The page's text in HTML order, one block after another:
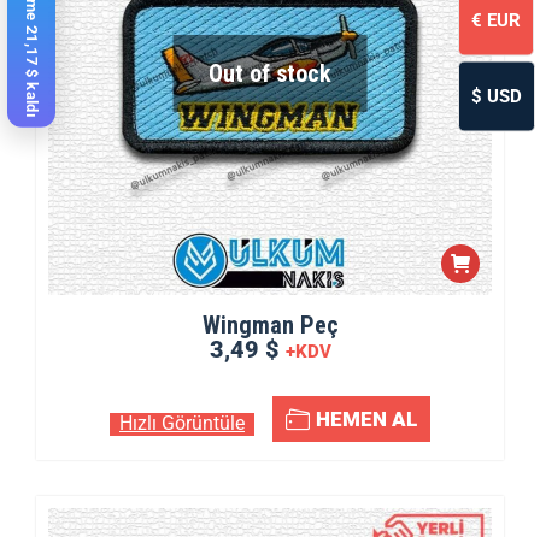
Out of stock
Wingman Peç
3,49 $ +KDV
Hızlı Görüntüle HEMEN AL
€ EUR
$ USD